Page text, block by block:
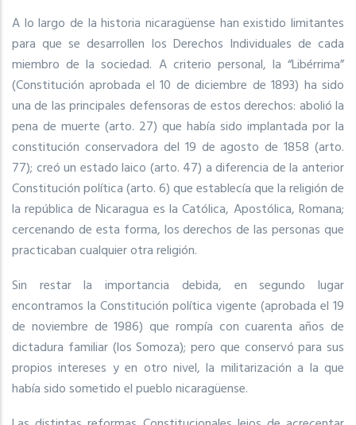
A lo largo de la historia nicaragüense han existido limitantes
para que se desarrollen los Derechos Individuales de cada
miembro de la sociedad. A criterio personal, la “Libérrima”
(Constitución aprobada el 10 de diciembre de 1893) ha sido
una de las principales defensoras de estos derechos: abolió la
pena de muerte (arto. 27) que había sido implantada por la
constitución conservadora del 19 de agosto de 1858 (arto.
77); creó un estado laico (arto. 47) a diferencia de la anterior
Constitución política (arto. 6) que establecía que la religión de
la república de Nicaragua es la Católica, Apostólica, Romana;
cercenando de esta forma, los derechos de las personas que
practicaban cualquier otra religión.
Sin restar la importancia debida, en segundo lugar
encontramos la Constitución política vigente (aprobada el 19
de noviembre de 1986) que rompía con cuarenta años de
dictadura familiar (los Somoza); pero que conservó para sus
propios intereses y en otro nivel, la militarización a la que
había sido sometido el pueblo nicaragüense.